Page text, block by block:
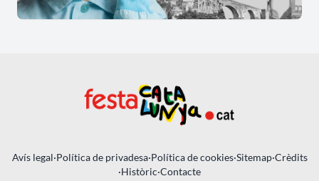
Avís legal·Política de privadesa·Política de cookies·Sitemap·Crèdits
·Històric·Contacte